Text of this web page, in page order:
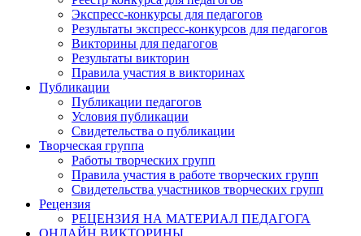
Экспресс-конкурсы для педагогов
Результаты экспресс-конкурсов для педагогов
Викторины для педагогов
Результаты викторин
Правила участия в викторинах
Публикации
Публикации педагогов
Условия публикации
Свидетельства о публикации
Творческая группа
Работы творческих групп
Правила участия в работе творческих групп
Свидетельства участников творческих групп
Рецензия
РЕЦЕНЗИЯ НА МАТЕРИАЛ ПЕДАГОГА
ОНЛАЙН ВИКТОРИНЫ